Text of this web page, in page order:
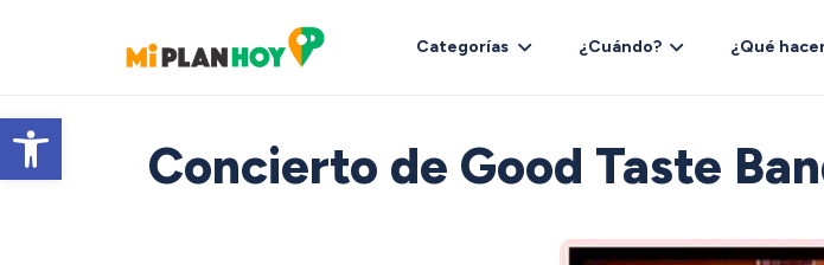
Abrir barra de herramientas
Categorías ¿Cuándo? ¿Qué
Concierto de Good Taste